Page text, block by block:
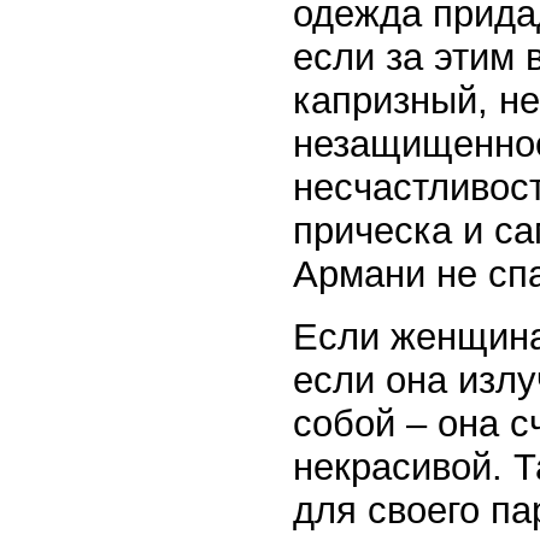
одежда
если за этим
капризный,
прическа и
Армани не
Если
если она
собой – она
некрасивой.
для своего